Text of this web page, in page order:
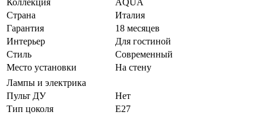
Страна
Италия
Гарантия
18 месяцев
Интерьер
Для гостиной
Стиль
Современный
Место установки
На стену
Лампы и электрика
Пульт ДУ
Нет
Тип цоколя
E27